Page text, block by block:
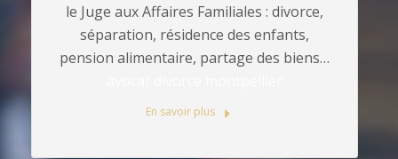
le Juge aux Affaires Familiales : divorce,
séparation, résidence des enfants,
pension alimentaire, partage des biens…
En savoir plus